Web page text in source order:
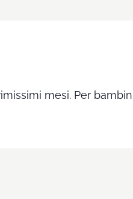
mesi. Per